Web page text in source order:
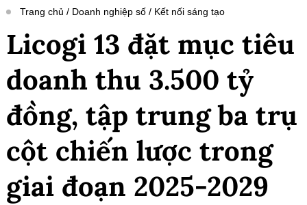
Trang chủ Doanh nghiệp số Kết nối sáng tạo
Licogi 13 đặt mục tiêu
doanh thu 3.500 tỷ
đồng, tập trung ba trụ
cột chiến lược trong
giai đoạn 2025-2029